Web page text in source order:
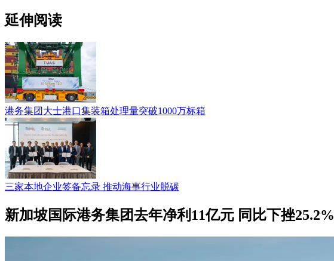
延伸阅读
港务集团大士港口集装箱处理量突破1000万标箱
三家本地企业签备忘录 推动海事行业脱碳
新加坡国际港务集团去年净利11亿元 同比下挫25.2%